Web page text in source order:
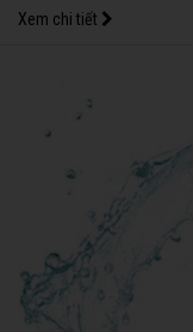
Xem chi tiết